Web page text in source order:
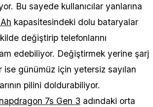
Bu sayede kullanıcılar yanlarına
kapasitesindeki dolu bataryalar
değiştirip telefonlarını
edebiliyor. Değiştirmek yerine şarj
ise günümüz için yetersiz sayılan
pilini doldurabiliyor.
7s Gen 3 adındaki orta